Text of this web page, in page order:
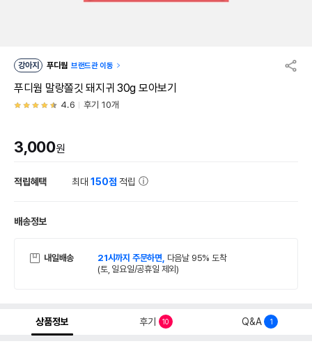
강아지 푸디웜 브랜드관 이동
푸디웜 말랑쫄깃 돼지귀 30g 모아보기
4.6 후기 10개
3,000원
적립혜택 최대150점 적립
배송정보
내일배송 21시까지 주문하면, 다음날 95% 도착
(토, 일요일/공휴일 제외)
상품정보 후기 10 Q&A 1